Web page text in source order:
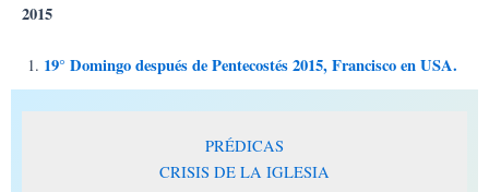
2015
19° Domingo después de Pentecostés 2015, Francisco en USA.
PRÉDICAS
CRISIS DE LA IGLESIA